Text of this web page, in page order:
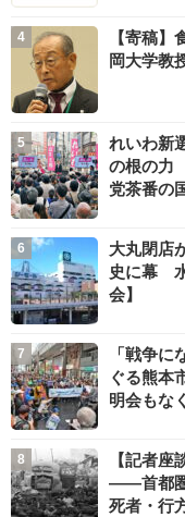
【寄稿
岡大学教
れいわ新
の根の力
党茶番の
大丸閉店
史に幕
会】
「戦争
ぐる熊本
明会もなく
【記者
――首都
死者・行